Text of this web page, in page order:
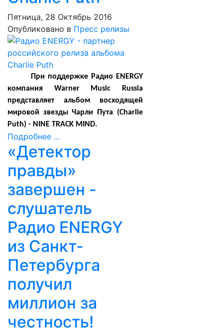
Пятница, 28 Октябрь 2016
Опубликовано в Пресс релизы
При поддержке Радио ENERGY
компания Warner Music Russia
представляет альбом восходящей
мировой звезды Чарли Пута (Charlie
Puth) - NINE TRACK MIND.
Подробнее ...
«Детектор
правды»
завершен -
слушатель
Радио ENERGY
из Санкт-
Петербурга
получил
миллион за
честность!